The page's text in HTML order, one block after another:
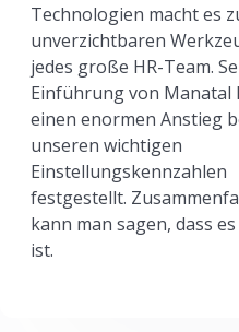
Technologien macht es
unverzichtbaren
jedes große HR-Team.
Einführung von Manatal
einen enormen Anstieg
unseren wichtigen
Einstellungskennzahlen
festgestellt.
kann man sagen, dass
ist.